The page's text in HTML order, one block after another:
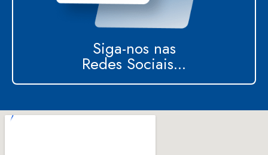
Siga-nos nas
Redes Sociais...